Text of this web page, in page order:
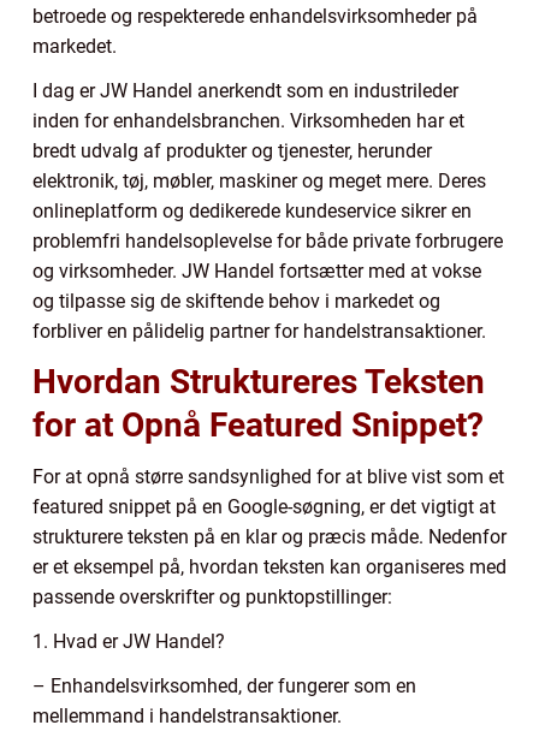
betroede og respekterede enhandelsvirksomheder på
markedet.
I dag er JW Handel anerkendt som en industrileder
inden for enhandelsbranchen. Virksomheden har et
bredt udvalg af produkter og tjenester, herunder
elektronik, tøj, møbler, maskiner og meget mere. Deres
onlineplatform og dedikerede kundeservice sikrer en
problemfri handelsoplevelse for både private forbrugere
og virksomheder. JW Handel fortsætter med at vokse
og tilpasse sig de skiftende behov i markedet og
forbliver en pålidelig partner for handelstransaktioner.
Hvordan Struktureres Teksten
for at Opnå Featured Snippet?
For at opnå større sandsynlighed for at blive vist som et
featured snippet på en Google-søgning, er det vigtigt at
strukturere teksten på en klar og præcis måde. Nedenfor
er et eksempel på, hvordan teksten kan organiseres med
passende overskrifter og punktopstillinger:
1. Hvad er JW Handel?
– Enhandelsvirksomhed, der fungerer som en
mellemmand i handelstransaktioner.